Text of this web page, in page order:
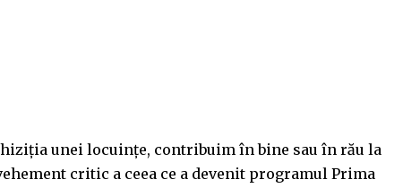
unei locuințe, contribuim în bine sau în rău la
critic a ceea ce a devenit programul Prima